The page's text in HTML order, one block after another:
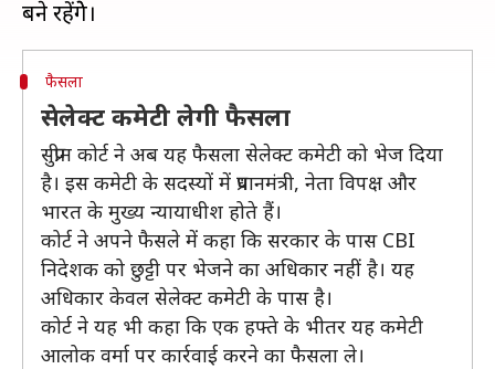
फैसला
सेलेक्ट कमेटी लेगी फैसला
सुप्रीम कोर्ट ने अब यह फैसला सेलेक्ट कमेटी को भेज दिया
है। इस कमेटी के सदस्यों में प्रधानमंत्री, नेता विपक्ष और
भारत के मुख्य न्यायाधीश होते हैं।
कोर्ट ने अपने फैसले में कहा कि सरकार के पास CBI
निदेशक को छुट्टी पर भेजने का अधिकार नहीं है। यह
अधिकार केवल सेलेक्ट कमेटी के पास है।
कोर्ट ने यह भी कहा कि एक हफ्ते के भीतर यह कमेटी
आलोक वर्मा पर कार्रवाई करने का फैसला ले।